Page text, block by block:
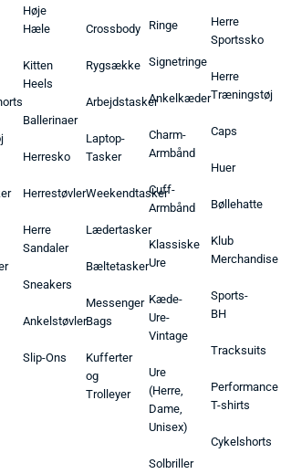
Høje
Hæle
Kitten
Heels
Ballerinaer
Herresko
Herrestøvler
Herre
Sandaler
Sneakers
Ankelstøvler
Slip-Ons
Crossbody
Rygsække
Arbejdstasker
Laptop-
Tasker
Weekendtasker
Lædertasker
Bæltetasker
Messenger
Bags
Kufferter
og
Trolleyer
Ringe
Signetringe
Ankelkæder
Charm-
Armbånd
Cuff-
Armbånd
Klassiske
Ure
Kæde-
Ure-
Vintage
Ure
(Herre,
Dame,
Unisex)
Solbriller
Herre
Sportssko
Herre
Træningstøj
Caps
Huer
Bøllehatte
Klub
Merchandise
Sports-
BH
Tracksuits
Performance
T-shirts
Cykelshorts